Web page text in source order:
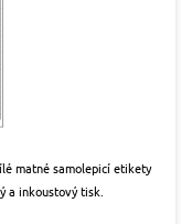
matné samolepicí etikety
a inkoustový tisk.